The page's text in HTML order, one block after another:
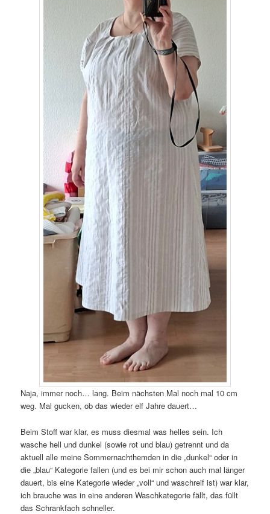
Naja, immer noch… lang. Beim nächsten Mal noch mal 10 cm
weg. Mal gucken, ob das wieder elf Jahre dauert…
Beim Stoff war klar, es muss diesmal was helles sein. Ich
wasche hell und dunkel (sowie rot und blau) getrennt und da
aktuell alle meine Sommernachthemden in die „dunkel“ oder in
die „blau“ Kategorie fallen (und es bei mir schon auch mal länger
dauert, bis eine Kategorie wieder „voll“ und waschreif ist) war klar,
ich brauche was in eine anderen Waschkategorie fällt, das füllt
das Schrankfach schneller.